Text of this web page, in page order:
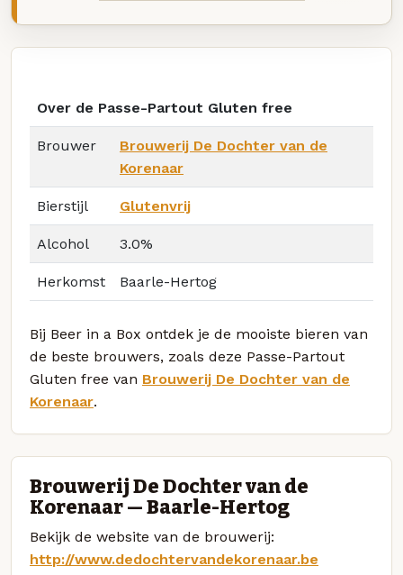
Over de Passe-Partout Gluten free
Brouwer
Brouwerij De Dochter van de
Korenaar
Bierstijl Glutenvrij
Alcohol 3.0%
Herkomst Baarle-Hertog
Bij Beer in a Box ontdek je de mooiste bieren van
de beste brouwers, zoals deze Passe-Partout
Gluten free van Brouwerij De Dochter van de
Korenaar.
Brouwerij De Dochter van de
Korenaar — Baarle-Hertog
Bekijk de website van de brouwerij:
http://www.dedochtervandekorenaar.be